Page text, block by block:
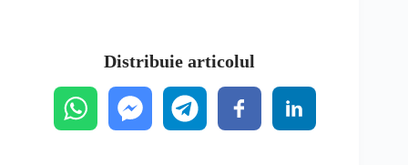
Distribuie articolul